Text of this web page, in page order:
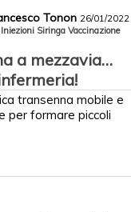
Tonon 26/01/2022
Iniezioni Siringa Vaccinazione
a mezzavia…
transenna mobile e
per formare piccoli